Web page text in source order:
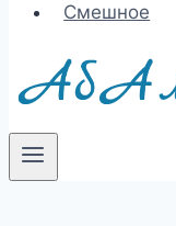
Смешное